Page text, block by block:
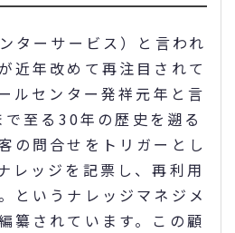
ターサービス）と言われ
近年改めて再注目されて
ルセンター発祥元年と言
至る30年の歴史を遡る
の問合せをトリガーとし
レッジを記票し、再利用
というナレッジマネジメ
纂されています。この顧